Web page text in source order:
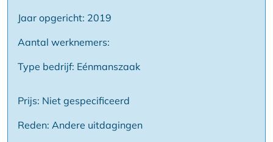
Jaar opgericht: 2019
Aantal werknemers:
Type bedrijf: Eénmanszaak
Prijs: Niet gespecificeerd
Reden: Andere uitdagingen